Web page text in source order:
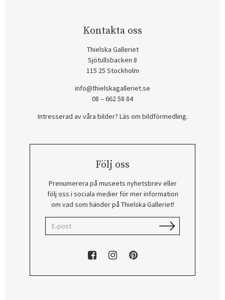
Kontakta oss
Thielska Galleriet
Sjötullsbacken 8
115 25 Stockholm
info@thielskagalleriet.se
08 – 662 58 84
Intresserad av våra bilder? Läs om bildförmedling.
Följ oss
Prenumerera på museets nyhetsbrev eller
följ oss i sociala medier för mer information
om vad som händer på Thielska Galleriet!